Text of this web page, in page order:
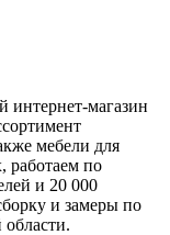
магазин
мебели для
работаем по
и 20 000
и замеры по